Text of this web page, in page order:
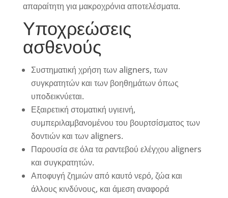
απαραίτητη για μακροχρόνια αποτελέσματα.
Υποχρεώσεις
ασθενούς
Συστηματική χρήση των aligners, των
συγκρατητών και των βοηθημάτων όπως
υποδεικνύεται.
Εξαιρετική στοματική υγιεινή,
συμπεριλαμβανομένου του βουρτσίσματος των
δοντιών και των aligners.
Παρουσία σε όλα τα ραντεβού ελέγχου aligners
και συγκρατητών.
Αποφυγή ζημιών από καυτό νερό, ζώα και
άλλους κινδύνους, και άμεση αναφορά